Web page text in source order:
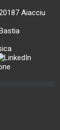
Aiacciu